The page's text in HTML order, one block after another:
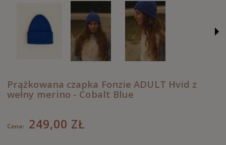
Prążkowana czapka Fonzie ADULT Hvid z
wełny merino - Cobalt Blue
Cena: 249,00 ZŁ